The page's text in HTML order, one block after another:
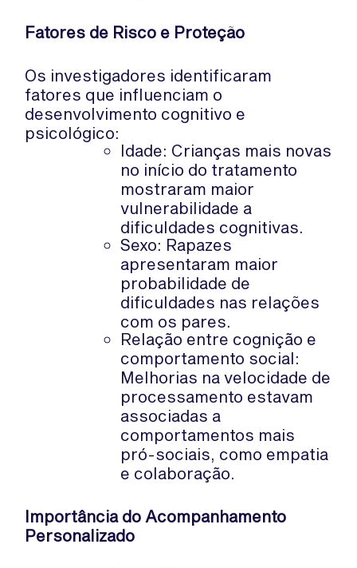
Fatores de Risco e Proteção
Os investigadores identificaram
fatores que influenciam o
desenvolvimento cognitivo e
psicológico:
Idade: Crianças mais novas
no início do tratamento
mostraram maior
vulnerabilidade a
dificuldades cognitivas.
Sexo: Rapazes
apresentaram maior
probabilidade de
dificuldades nas relações
com os pares.
Relação entre cognição e
comportamento social:
Melhorias na velocidade de
processamento estavam
associadas a
comportamentos mais
pró-sociais, como empatia
e colaboração.
Importância do Acompanhamento
Personalizado